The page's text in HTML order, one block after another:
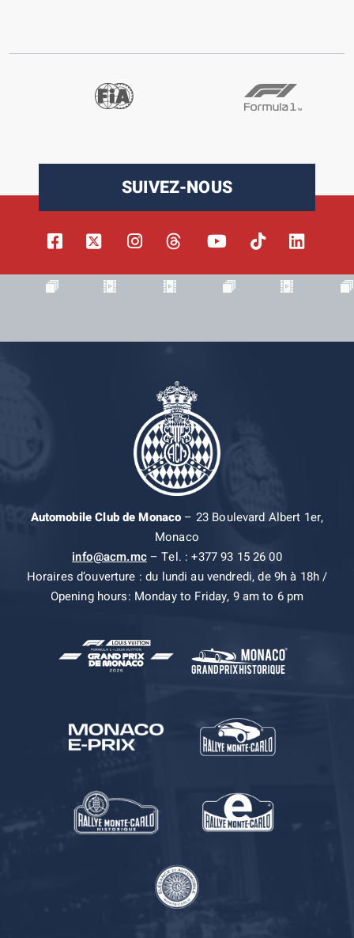
SUIVEZ-NOUS
Automobile Club de Monaco– 23 Boulevard Albert 1er,
Monaco
info@acm.mc– Tel. : +377 93 15 26 00
Horaires d’ouverture : du lundi au vendredi, de 9h à 18h /
Opening hours: Monday to Friday, 9 am to 6 pm